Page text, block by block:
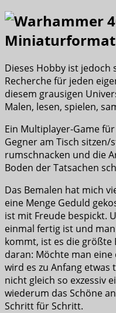
Miniaturformat
Dieses Hobby ist jedoch
Recherche für jeden
diesem grausigen
Malen, lesen, spielen,
Ein Multiplayer-Game
Gegner am Tisch sitzen/
rumschnacken und die
Boden der Tatsachen
Das Bemalen hat mich
eine Menge Geduld
ist mit Freude bespickt.
einmal fertig ist und
kommt, ist es die größte
daran: Möchte man
wird es zu Anfang
nicht gleich so exzessiv
wiederum das Schöne
Schritt für Schritt.